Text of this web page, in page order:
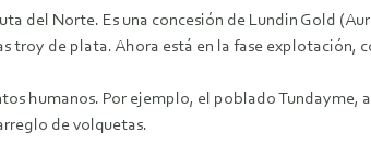
del Norte. Es una concesión de Lundin Gold
troy de plata. Ahora está en la fase explotación,
humanos. Por ejemplo, el poblado Tundayme,
de volquetas.